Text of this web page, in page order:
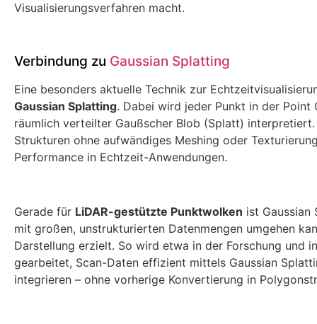
Visualisierungsverfahren macht.
Verbindung zu Gaussian Splatting
Eine besonders aktuelle Technik zur
Gaussian Splatting. Dabei wird jeder Punkt in der
räumlich verteilter Gaußscher Blob (Splatt)
Strukturen ohne aufwändiges Meshing oder
Performance in Echtzeit-Anwendungen.
Gerade für LiDAR-gestützte Punktwolken ist Gaussian
mit großen, unstrukturierten Datenmengen umgehen
Darstellung erzielt. So wird etwa in der Forschung und
gearbeitet, Scan-Daten effizient mittels Gaussian
integrieren – ohne vorherige Konvertierung in